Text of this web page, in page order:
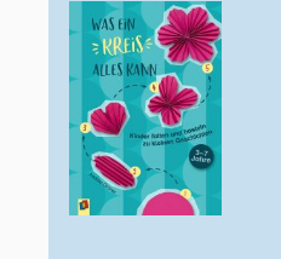
Was ein Kreis alles kann